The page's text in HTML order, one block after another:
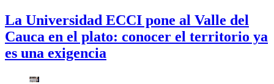
La Universidad ECCI pone al Valle del
Cauca en el plato: conocer el territorio ya
es una exigencia